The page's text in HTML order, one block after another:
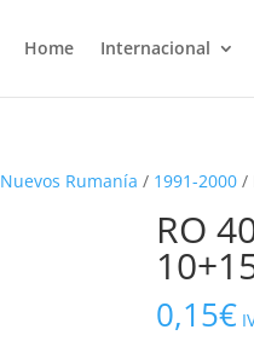
Home Internacional
Nuevos Rumanía / 1991-2000 /
RO
0,15€